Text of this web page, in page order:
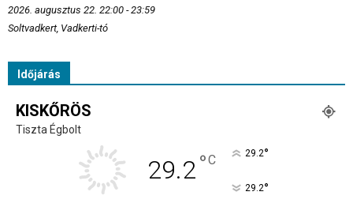
2026. augusztus 22. 22:00 - 23:59
Soltvadkert, Vadkerti-tó
Időjárás
KISKŐRÖS
Tiszta Égbolt
29.2°C 29.2°
29.2°